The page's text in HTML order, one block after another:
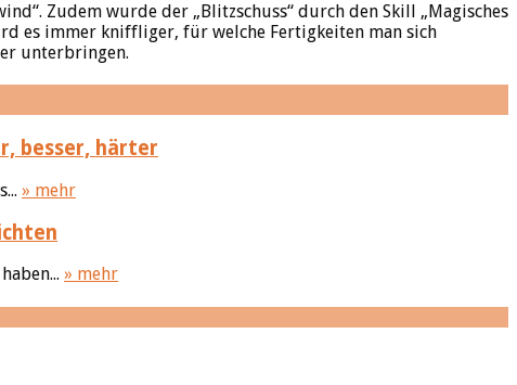
Zudem wurde der „Blitzschuss“ durch den Skill „Magisches
es immer kniffliger, für welche Fertigkeiten man sich
unterbringen.
besser, härter
» mehr
» mehr